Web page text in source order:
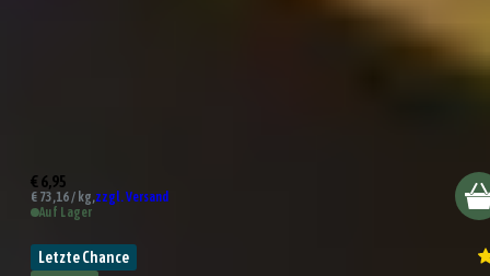
€ 6,95
€ 73,16 / kg,zzgl. Versand
Auf Lager
Letzte Chance